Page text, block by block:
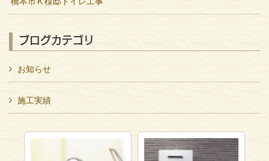
ブログカテゴリ
お知らせ
施工実績